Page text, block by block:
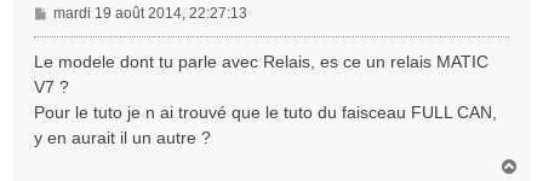
M
e
s
s
g
e
mardi 19 août 2014, 22:27:13
Le modele dont tu parle avec Relais, es ce un relais MATIC
V7 ?
Pour le tuto je n ai trouvé que le tuto du faisceau FULL CAN,
y en aurait il un autre ?